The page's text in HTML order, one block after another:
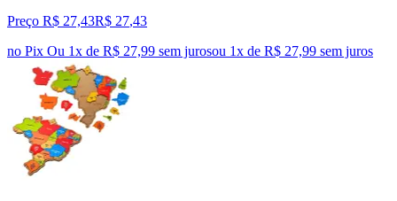
Preço R$ 27,43R$ 27,43
no Pix Ou 1x de R$ 27,99 sem jurosou 1x de R$ 27,99 sem juros